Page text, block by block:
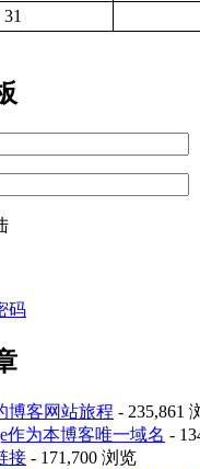
31
码
博客网站旅程 - 235,861
作为本博客唯一域名 -
接 - 171,700 浏览